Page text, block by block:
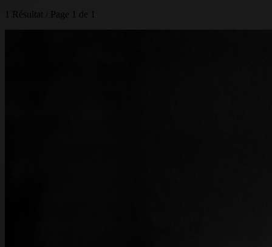
1 Résultat / Page 1 de 1